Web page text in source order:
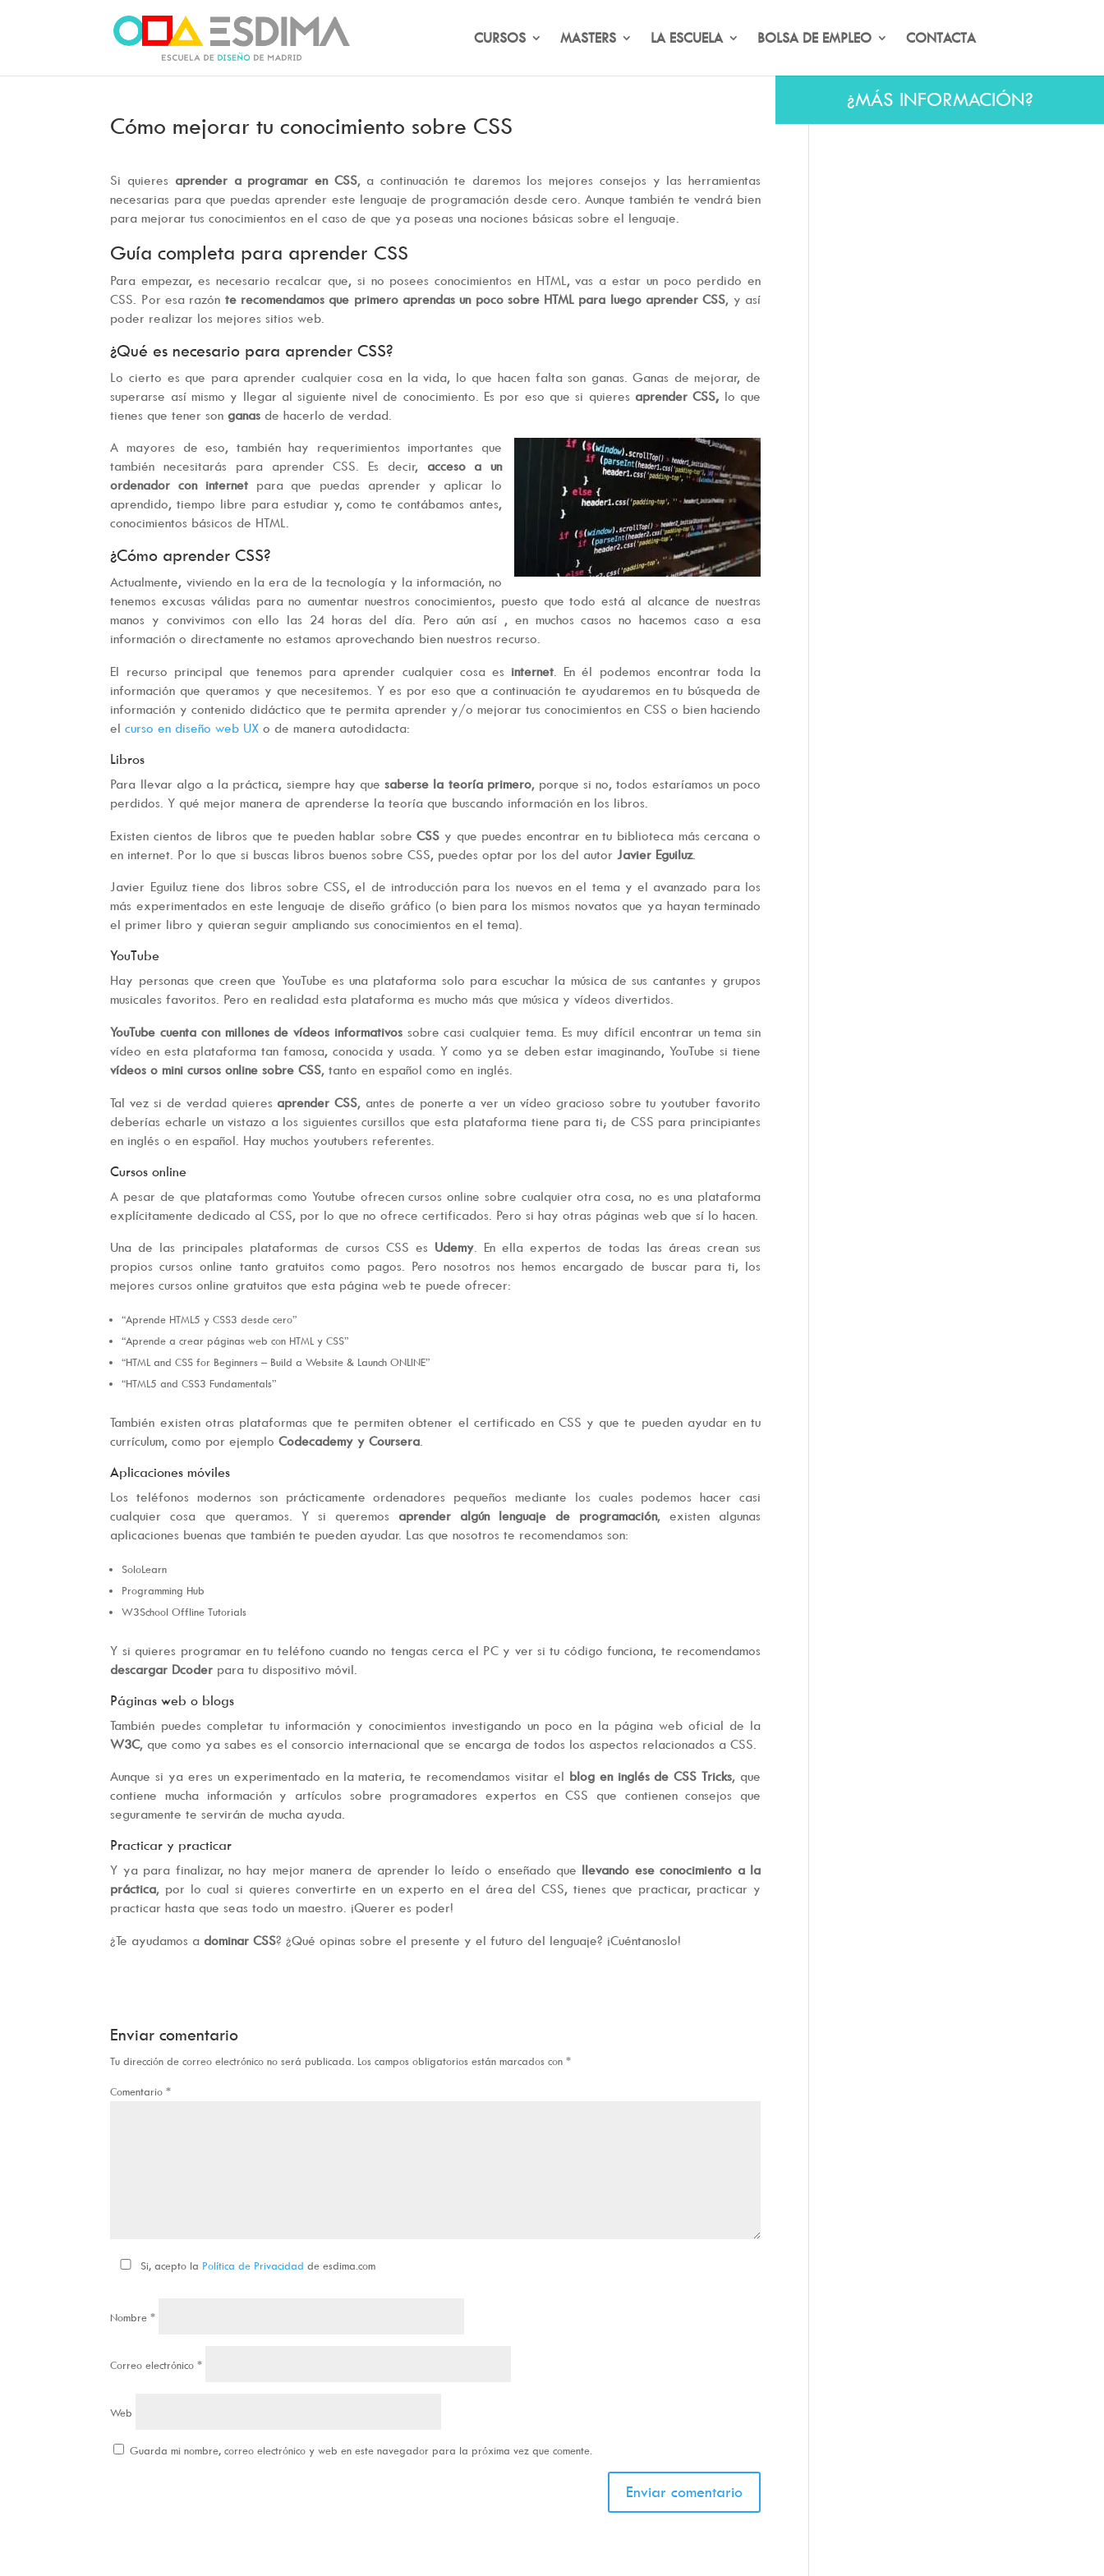
CURSOS MASTERS LA ESCUELA BOLSA DE EMPLEO CONTACTA
Cómo mejorar tu conocimiento sobre CSS
Si quieres aprender a programar en CSS, a continuación te daremos los mejores consejos y las herramientas
necesarias para que puedas aprender este lenguaje de programación desde cero. Aunque también te vendrá bien
para mejorar tus conocimientos en el caso de que ya poseas una nociones básicas sobre el lenguaje.
Guía completa para aprender CSS
Para empezar, es necesario recalcar que, si no posees conocimientos en HTML, vas a estar un poco perdido en
CSS. Por esa razón te recomendamos que primero aprendas un poco sobre HTML para luego aprender CSS, y así
poder realizar los mejores sitios web.
¿Qué es necesario para aprender CSS?
Lo cierto es que para aprender cualquier cosa en la vida, lo que hacen falta son ganas. Ganas de mejorar, de
superarse así mismo y llegar al siguiente nivel de conocimiento. Es por eso que si quieres aprender CSS, lo que
tienes que tener songanasde hacerlo de verdad.
A mayores de eso, también hay requerimientos importantes que
también necesitarás para aprender CSS. Es decir, acceso a un
ordenador con internet para que puedas aprender y aplicar lo
aprendido, tiempo libre para estudiar y, como te contábamos antes,
conocimientos básicos de HTML.
¿Cómo aprender CSS?
Actualmente, viviendo en la era de la tecnología y la información, no
tenemos excusas válidas para no aumentar nuestros conocimientos, puesto que todo está al alcance de nuestras
manos y convivimos con ello las 24 horas del día. Pero aún así , en muchos casos no hacemos caso a esa
información o directamente no estamos aprovechando bien nuestros recurso.
El recurso principal que tenemos para aprender cualquier cosa es internet . En él podemos encontrar toda la
información que queramos y que necesitemos. Y es por eso que a continuación te ayudaremos en tu búsqueda de
información y contenido didáctico que te permita aprender y/o mejorar tus conocimientos en CSS o bien haciendo
elcurso en diseño web UX o de manera autodidacta:
Libros
Para llevar algo a la práctica, siempre hay que saberse la teoría primero, porque si no, todos estaríamos un poco
perdidos. Y qué mejor manera de aprenderse la teoría que buscando información en los libros.
Existen cientos de libros que te pueden hablar sobre CSSy que puedes encontrar en tu biblioteca más cercana o
en internet. Por lo que si buscas libros buenos sobre CSS, puedes optar por los del autor Javier Eguiluz.
Javier Eguiluz tiene dos libros sobre CSS, el de introducción para los nuevos en el tema y el avanzado para los
más experimentados en este lenguaje de diseño gráfico (o bien para los mismos novatos que ya hayan terminado
el primer libro y quieran seguir ampliando sus conocimientos en el tema).
YouTube
Hay personas que creen que YouTube es una plataforma solo para escuchar la música de sus cantantes y grupos
musicales favoritos. Pero en realidad esta plataforma es mucho más que música y vídeos divertidos.
YouTube cuenta con millones de vídeos informativossobre casi cualquier tema. Es muy difícil encontrar un tema sin
vídeo en esta plataforma tan famosa, conocida y usada. Y como ya se deben estar imaginando, YouTube si tiene
vídeos o mini cursos online sobre CSS, tanto en español como en inglés.
Tal vez si de verdad quieres aprender CSS, antes de ponerte a ver un vídeo gracioso sobre tu youtuber favorito
deberías echarle un vistazo a los siguientes cursillos que esta plataforma tiene para ti; de CSS para principiantes
en inglés o en español. Hay muchos youtubers referentes.
Cursos online
A pesar de que plataformas como Youtube ofrecen cursos online sobre cualquier otra cosa, no es una plataforma
explícitamente dedicado al CSS, por lo que no ofrece certificados. Pero si hay otras páginas web que sí lo hacen.
Una de las principales plataformas de cursos CSS es Udemy. En ella expertos de todas las áreas crean sus
propios cursos online tanto gratuitos como pagos. Pero nosotros nos hemos encargado de buscar para ti, los
mejores cursos online gratuitos que esta página web te puede ofrecer:
“Aprende HTML5 y CSS3 desde cero”
“Aprende a crear páginas web con HTML y CSS”
“HTML and CSS for Beginners – Build a Website & Launch ONLINE”
“HTML5 and CSS3 Fundamentals”
También existen otras plataformas que te permiten obtener el certificado en CSS y que te pueden ayudar en tu
currículum, como por ejemploCodecademy y Coursera.
Aplicaciones móviles
Los teléfonos modernos son prácticamente ordenadores pequeños mediante los cuales podemos hacer casi
cualquier cosa que queramos. Y si queremos aprender algún lenguaje de programación, existen algunas
aplicaciones buenas que también te pueden ayudar. Las que nosotros te recomendamos son:
SoloLearn
Programming Hub
W3School Offline Tutorials
Y si quieres programar en tu teléfono cuando no tengas cerca el PC y ver si tu código funciona, te recomendamos
descargar Dcoder para tu dispositivo móvil.
Páginas web o blogs
También puedes completar tu información y conocimientos investigando un poco en la página web oficial de la
W3C, que como ya sabes es el consorcio internacional que se encarga de todos los aspectos relacionados a CSS.
Aunque si ya eres un experimentado en la materia, te recomendamos visitar el blog en inglés de CSS Tricks, que
contiene mucha información y artículos sobre programadores expertos en CSS que contienen consejos que
seguramente te servirán de mucha ayuda.
Practicar y practicar
Y ya para finalizar, no hay mejor manera de aprender lo leído o enseñado que llevando ese conocimiento a la
práctica, por lo cual si quieres convertirte en un experto en el área del CSS, tienes que practicar, practicar y
practicar hasta que seas todo un maestro. ¡Querer es poder!
¿Te ayudamos a dominar CSS? ¿Qué opinas sobre el presente y el futuro del lenguaje? ¡Cuéntanoslo!
Enviar comentario
Tu dirección de correo electrónico no será publicada. Los campos obligatorios están marcados con*
Comentario*
Si, acepto la Política de Privacidad de esdima.com
Nombre*
Correo electrónico*
Web
Guarda mi nombre, correo electrónico y web en este navegador para la próxima vez que comente.
¿MÁS INFORMACIÓN?